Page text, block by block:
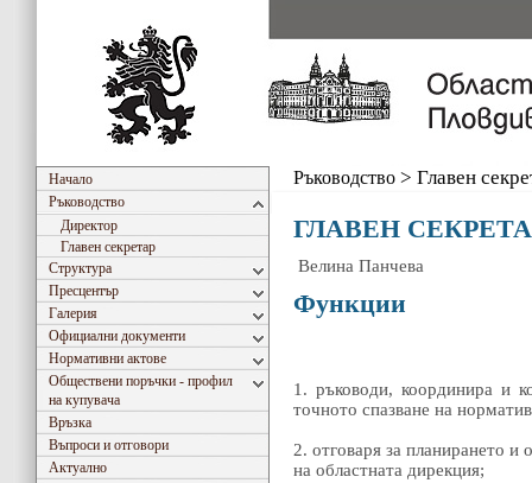
Начало
Ръководство
Директор
Главен секретар
Структура
Пресцентър
Галерия
Официални документи
Нормативни актове
Обществени поръчки - профил
на купувача
Връзка
Въпроси и отговори
Актуално
Ръководство > Главен
ГЛАВЕН
Велина Панчева
Функции
1. ръководи, координира и
точното спазване на
2. отговаря за планирането и
на областната дирекция;